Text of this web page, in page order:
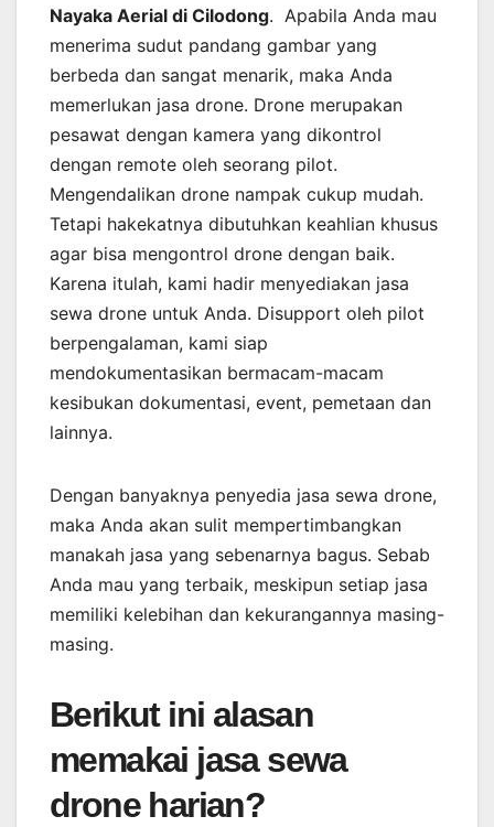
Nayaka Aerial di Cilodong. Apabila Anda mau
menerima sudut pandang gambar yang
berbeda dan sangat menarik, maka Anda
memerlukan jasa drone. Drone merupakan
pesawat dengan kamera yang dikontrol
dengan remote oleh seorang pilot.
Mengendalikan drone nampak cukup mudah.
Tetapi hakekatnya dibutuhkan keahlian khusus
agar bisa mengontrol drone dengan baik.
Karena itulah, kami hadir menyediakan jasa
sewa drone untuk Anda. Disupport oleh pilot
berpengalaman, kami siap
mendokumentasikan bermacam-macam
kesibukan dokumentasi, event, pemetaan dan
lainnya.
Dengan banyaknya penyedia jasa sewa drone,
maka Anda akan sulit mempertimbangkan
manakah jasa yang sebenarnya bagus. Sebab
Anda mau yang terbaik, meskipun setiap jasa
memiliki kelebihan dan kekurangannya masing-
masing.
Berikut ini alasan
memakai jasa sewa
drone harian?